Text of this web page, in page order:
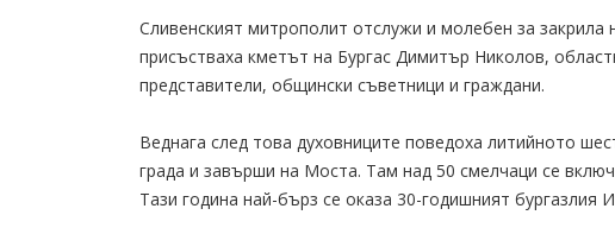
Сливенският митрополит отслужи и молебен за закрила
присъстваха кметът на Бургас Димитър Николов,
представители, общински съветници и граждани.
Веднага след това духовниците поведоха литийното
града и завърши на Моста. Там над 50 смелчаци се
Тази година най-бърз се оказа 30-годишният бургазлия